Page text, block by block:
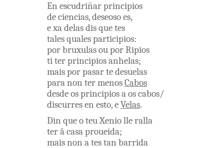
En escudriñarprincipios
deciencias,deseosoes,
exadelasdisquetes
talesqualesparticipios:
porbruxulasouporRipios
titerprincipiosanhelas;
maisporpasartedesuelas
paranon termenosCabos
desdeosprincipiosa oscabos/
discurresen esto,eVelas.
Din queoteuXeniolleralla
terâcasaproueida;
maisnon atestan barrida